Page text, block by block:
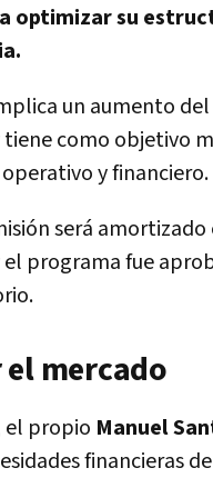
optimizar su
un aumento
tiene como objetivo
y financiero.
será
programa fue
mercado
el propio Manuel
financieras